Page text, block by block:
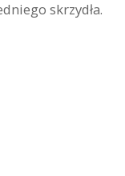
skrzydła.